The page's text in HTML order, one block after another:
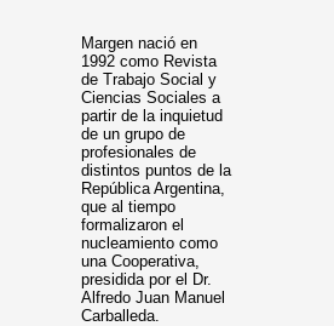
Margen nació en
1992 como Revista
de Trabajo Social y
Ciencias Sociales a
partir de la inquietud
de un grupo de
profesionales de
distintos puntos de la
República Argentina,
que al tiempo
formalizaron el
nucleamiento como
una Cooperativa,
presidida por el Dr.
Alfredo Juan Manuel
Carballeda.